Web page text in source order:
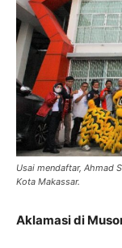
Usai mendaftar, Ahmad
Kota Makassar.
Aklamasi di